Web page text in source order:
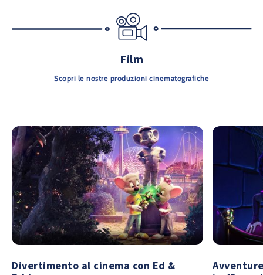
Film
Scopri le nostre produzioni cinematografiche
Divertimento al cinema con Ed &